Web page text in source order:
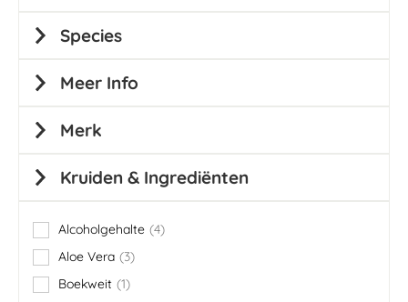
Species
Meer Info
Merk
Kruiden & Ingrediënten
Alcoholgehalte 4
items
Aloe Vera
3
items
Boekweit 1
item